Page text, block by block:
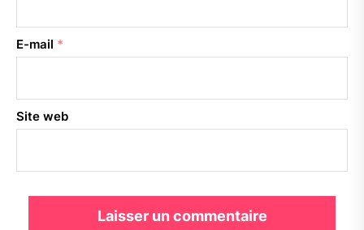
E-mail *
Site web